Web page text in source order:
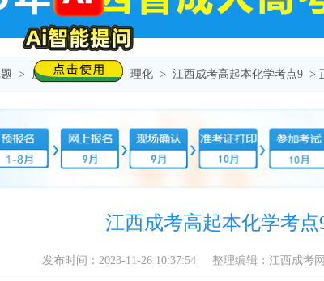
> 历年真题高起本 > 理化 > 江西成考高起本化学考点9 >
江西成考高起本化学考点
发布时间：2023-11-26 10:37:54 整理编辑：江西成考网